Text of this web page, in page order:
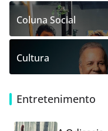
Coluna Social
Cultura
Entretenimento